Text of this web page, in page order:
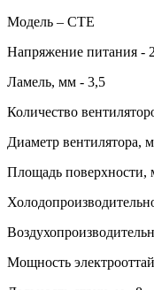
Модель – CTE
Напряжение питания -
Ламель, мм - 3,5
Количество
Диаметр вентилятора,
Площадь поверхности,
Мощность